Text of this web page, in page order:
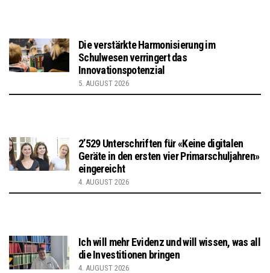
Die verstärkte Harmonisierung im
Schulwesen verringert das
Innovationspotenzial
5. AUGUST 2026
2’529 Unterschriften für «Keine digitalen
Geräte in den ersten vier Primarschuljahren»
eingereicht
4. AUGUST 2026
Ich will mehr Evidenz und will wissen, was all
die Investitionen bringen
4. AUGUST 2026